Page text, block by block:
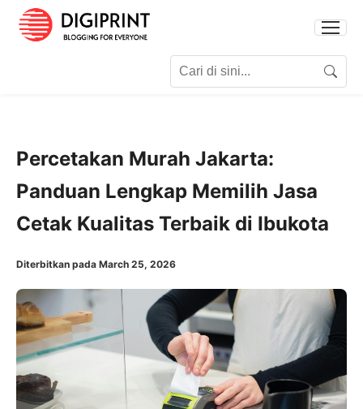
Search
Percetakan Murah Jakarta:
Panduan Lengkap Memilih Jasa
Cetak Kualitas Terbaik di Ibukota
Diterbitkan pada March 25, 2026